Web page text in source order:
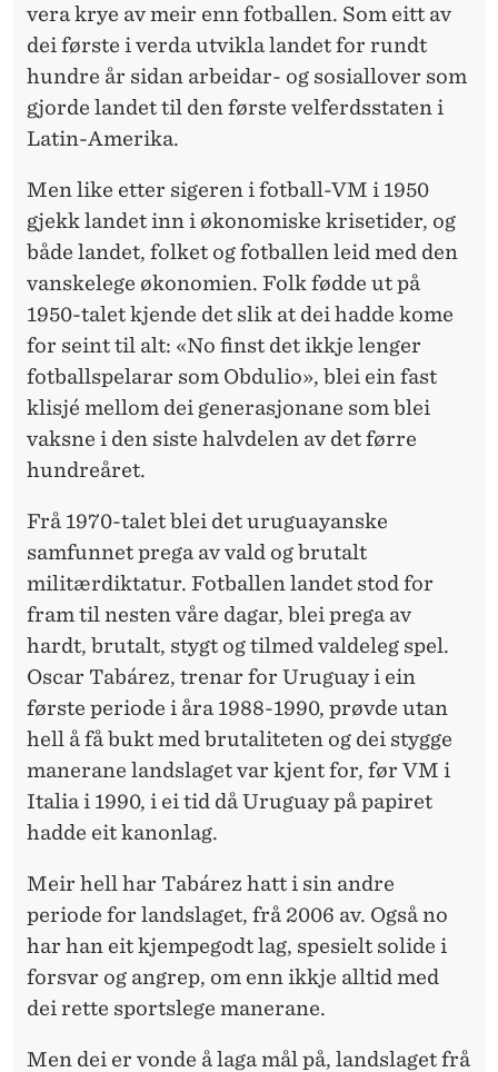
vera krye av meir enn fotballen. Som eitt av
dei første i verda utvikla landet for rundt
hundre år sidan arbeidar- og sosiallover som
gjorde landet til den første velferdsstaten i
Latin-Amerika.
Men like etter sigeren i fotball-VM i 1950
gjekk landet inn i økonomiske krisetider, og
både landet, folket og fotballen leid med den
vanskelege økonomien. Folk fødde ut på
1950-talet kjende det slik at dei hadde kome
for seint til alt: «No finst det ikkje lenger
fotballspelarar som Obdulio», blei ein fast
klisjé mellom dei generasjonane som blei
vaksne i den siste halvdelen av det førre
hundreåret.
Frå 1970-talet blei det uruguayanske
samfunnet prega av vald og brutalt
militærdiktatur. Fotballen landet stod for
fram til nesten våre dagar, blei prega av
hardt, brutalt, stygt og tilmed valdeleg spel.
Oscar Tabárez, trenar for Uruguay i ein
første periode i åra 1988-1990, prøvde utan
hell å få bukt med brutaliteten og dei stygge
manerane landslaget var kjent for, før VM i
Italia i 1990, i ei tid då Uruguay på papiret
hadde eit kanonlag.
Meir hell har Tabárez hatt i sin andre
periode for landslaget, frå 2006 av. Også no
har han eit kjempegodt lag, spesielt solide i
forsvar og angrep, om enn ikkje alltid med
dei rette sportslege manerane.
Men dei er vonde å laga mål på, landslaget frå